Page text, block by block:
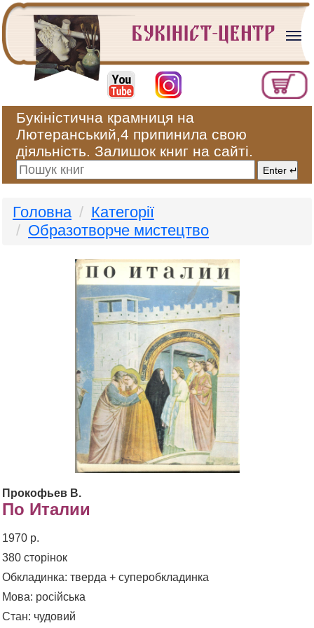
Букіністична крамниця на
Лютеранський,4 припинила свою
діяльність. Залишок книг на сайті.
Головна
Категорії
Образотворче мистецтво
Прокофьев В.
По Италии
1970 р.
380 сторінок
Обкладинка: тверда + суперобкладинка
Мова: російська
Стан: чудовий